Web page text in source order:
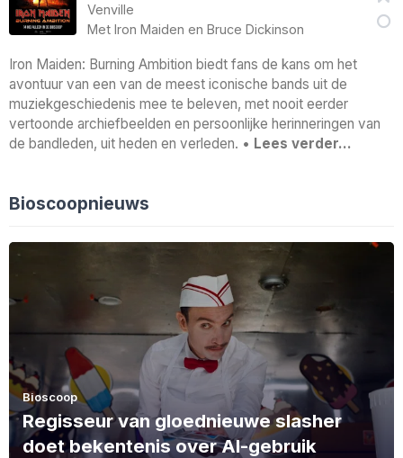
Venville
Met Iron Maiden en Bruce Dickinson
Iron Maiden: Burning Ambition biedt fans de kans om het
avontuur van een van de meest iconische bands uit de
muziekgeschiedenis mee te beleven, met nooit eerder
vertoonde archiefbeelden en persoonlijke herinneringen van
de bandleden, uit heden en verleden. • Lees verder…
Bioscoopnieuws
Bioscoop
Regisseur van gloednieuwe slasher
doet bekentenis over AI-gebruik